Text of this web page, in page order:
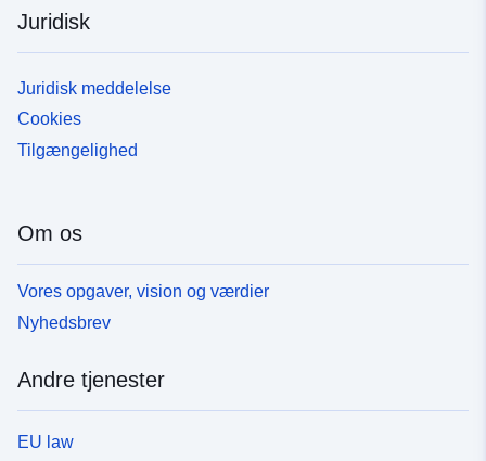
Juridisk
Juridisk meddelelse
Cookies
Tilgængelighed
Om os
Vores opgaver, vision og værdier
Nyhedsbrev
Andre tjenester
EU law